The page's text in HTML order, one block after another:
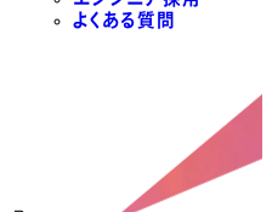
よくある質問